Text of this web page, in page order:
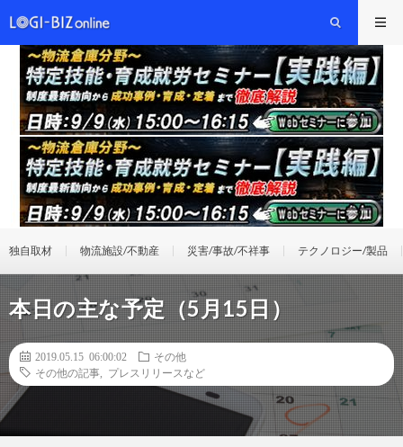
独自取材 物流施設/不動産 災害/事故/不祥事 テクノロジー/製品
本日の主な予定（5月15日）
2019.05.15 06:00:02
その他
その他の記事
プレスリリースなど